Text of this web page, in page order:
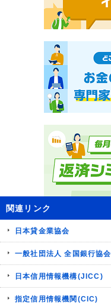
関連リンク
日本貸金業協会
一般社団法人 全国銀行協会
日本信用情報機構(JICC)
指定信用情報機関(CIC)